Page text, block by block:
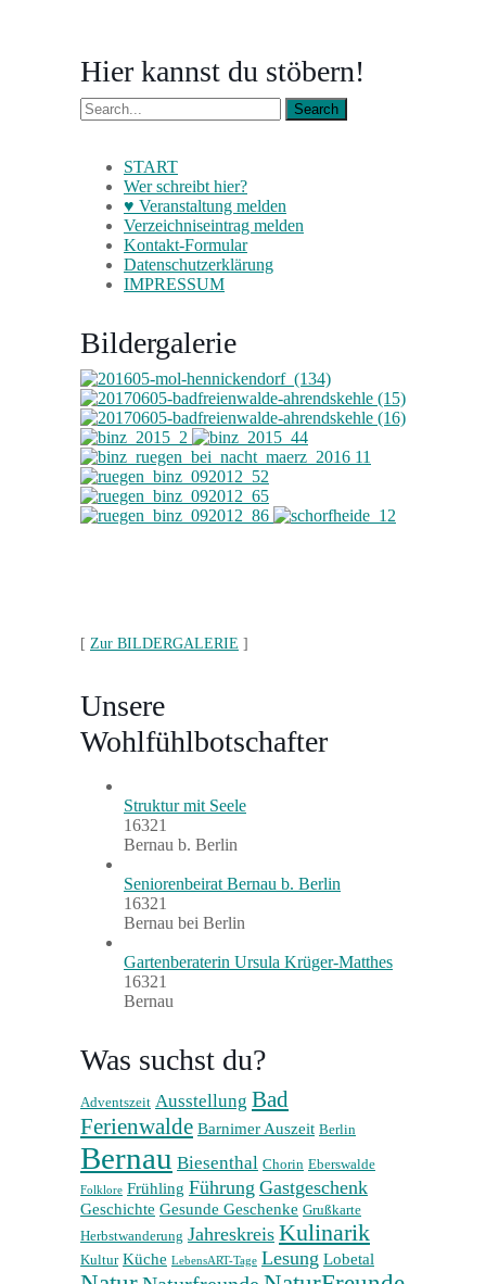
Hier kannst du stöbern!
START
Wer schreibt hier?
♥ Veranstaltung melden
Verzeichniseintrag melden
Kontakt-Formular
Datenschutzerklärung
IMPRESSUM
Bildergalerie
[ Zur BILDERGALERIE ]
Unsere
Wohlfühlbotschafter
Struktur mit Seele
16321
Bernau b. Berlin
Seniorenbeirat Bernau b. Berlin
16321
Bernau bei Berlin
Gartenberaterin Ursula Krüger-Matthes
16321
Bernau
Was suchst du?
Adventszeit Ausstellung Bad
Ferienwalde Barnimer Auszeit Berlin
Bernau Biesenthal Chorin Eberswalde
Folklore Frühling Führung Gastgeschenk
Geschichte Gesunde Geschenke Grußkarte
Herbstwanderung Jahreskreis Kulinarik
Kultur Küche LebensART-Tage Lesung Lobetal